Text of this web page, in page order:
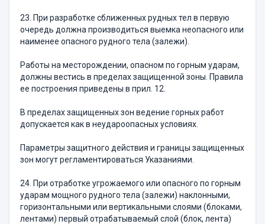
23. При разработке сближенных рудных тел в первую
очередь должна производиться выемка неопасного или
наименее опасного рудного тела (залежи).
Работы на месторождении, опасном по горным ударам,
должны вестись в пределах защищенной зоны. Правила
ее построения приведены в прил. 12.
В пределах защищенных зон ведение горных работ
допускается как в неудароопасных условиях.
Параметры защитного действия и границы защищенных
зон могут регламентироваться Указаниями.
24. При отработке угрожаемого или опасного по горным
ударам мощного рудного тела (залежи) наклонными,
горизонтальными или вертикальными слоями (блоками,
лентами) первый отрабатываемый слой (блок, лента)